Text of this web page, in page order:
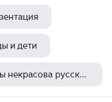
и дети
основные темы и мотивы поэмы некрасова русские женщины